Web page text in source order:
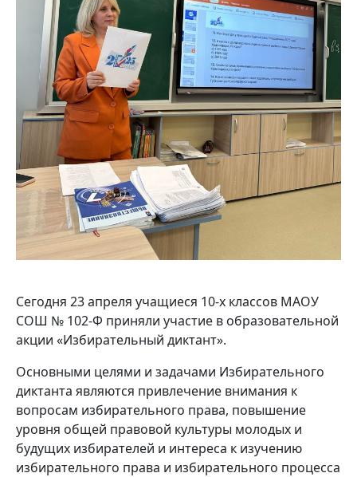
Сегодня 23 апреля учащиеся 10-х классов МАОУ
СОШ № 102-Ф приняли участие в образовательной
акции «Избирательный диктант».
Основными целями и задачами Избирательного
диктанта являются привлечение внимания к
вопросам избирательного права, повышение
уровня общей правовой культуры молодых и
будущих избирателей и интереса к изучению
избирательного права и избирательного процесса